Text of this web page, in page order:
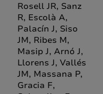
Rosell JR, Sanz
R, Escolà A,
Palacín J, Siso
JM, Ribes M,
Masip J, Arnó J,
Llorens J, Vallés
JM, Massana P,
Gracia F,